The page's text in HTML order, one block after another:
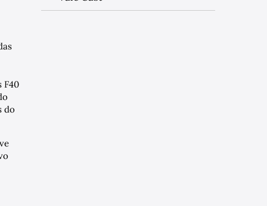
F40
do